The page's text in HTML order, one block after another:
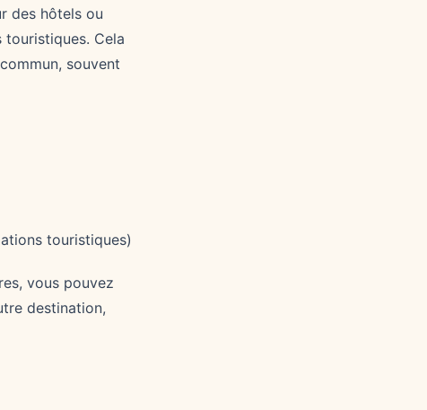
des hôtels ou
touristiques. Cela
souvent
touristiques)
vous pouvez
destination,